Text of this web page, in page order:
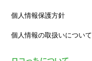
個人情報保護方針
個人情報の取扱いについて